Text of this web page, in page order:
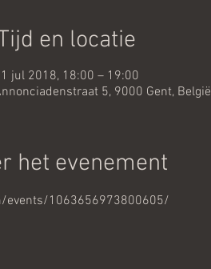
en locatie
jul 2018, 18:00 – 19:00
5, 9000 Gent, België
het evenement
events/1063656973800605/